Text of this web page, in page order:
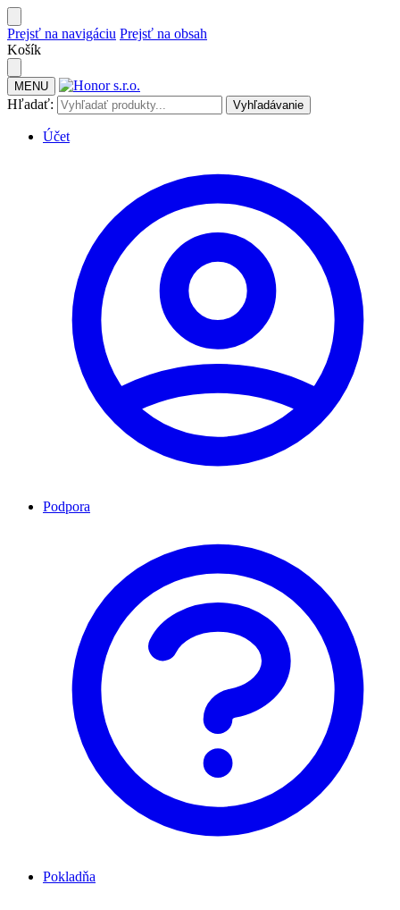
Prejsť na navigáciu Prejsť na obsah
Košík
MENU
Hľadať: Vyhľadávanie
Účet
Podpora
Pokladňa